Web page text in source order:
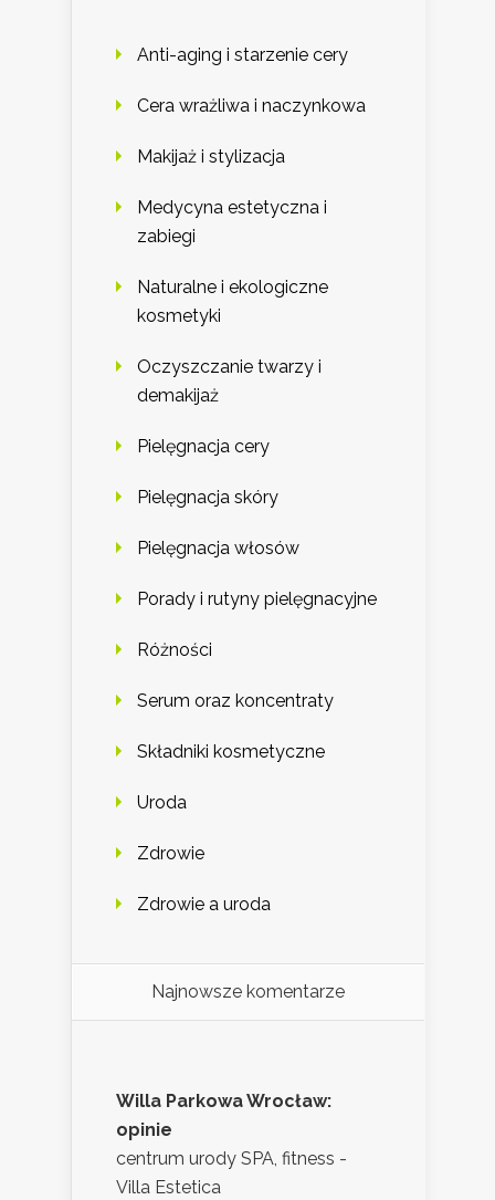
Anti-aging i starzenie cery
Cera wrażliwa i naczynkowa
Makijaż i stylizacja
Medycyna estetyczna i
zabiegi
Naturalne i ekologiczne
kosmetyki
Oczyszczanie twarzy i
demakijaż
Pielęgnacja cery
Pielęgnacja skóry
Pielęgnacja włosów
Porady i rutyny pielęgnacyjne
Różności
Serum oraz koncentraty
Składniki kosmetyczne
Uroda
Zdrowie
Zdrowie a uroda
Najnowsze komentarze
Willa Parkowa Wrocław:
opinie
centrum urody SPA, fitness -
Villa Estetica